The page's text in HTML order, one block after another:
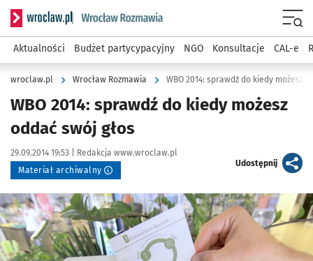
Serwis informacyjny wroclaw.pl podserwis: Rozmawia
Aktualności Budżet partycypacyjny NGO Konsultacje CAL-e
wroclaw.pl Wrocław Rozmawia WBO 2014: sprawdź do kiedy możesz
WBO 2014: sprawdź do kiedy możesz
oddać swój głos
Data publikacji:
29.09.2014 19:53 | Autor:
Redakcja www.wroclaw.pl
Materiał archiwalny
Udostępnijartykuł
Kliknij, aby powiększyć